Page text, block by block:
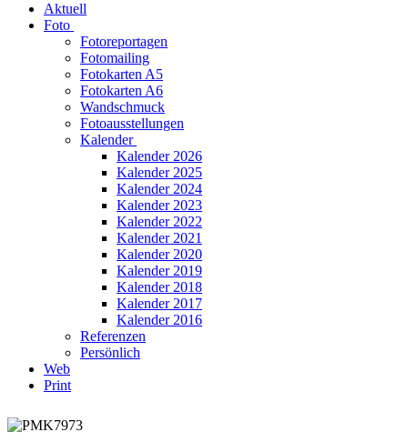
Aktuell
Foto
Fotoreportagen
Fotomailing
Fotokarten A5
Fotokarten A6
Wandschmuck
Fotoausstellungen
Kalender
Kalender 2026
Kalender 2025
Kalender 2024
Kalender 2023
Kalender 2022
Kalender 2021
Kalender 2020
Kalender 2019
Kalender 2018
Kalender 2017
Kalender 2016
Referenzen
Persönlich
Web
Print